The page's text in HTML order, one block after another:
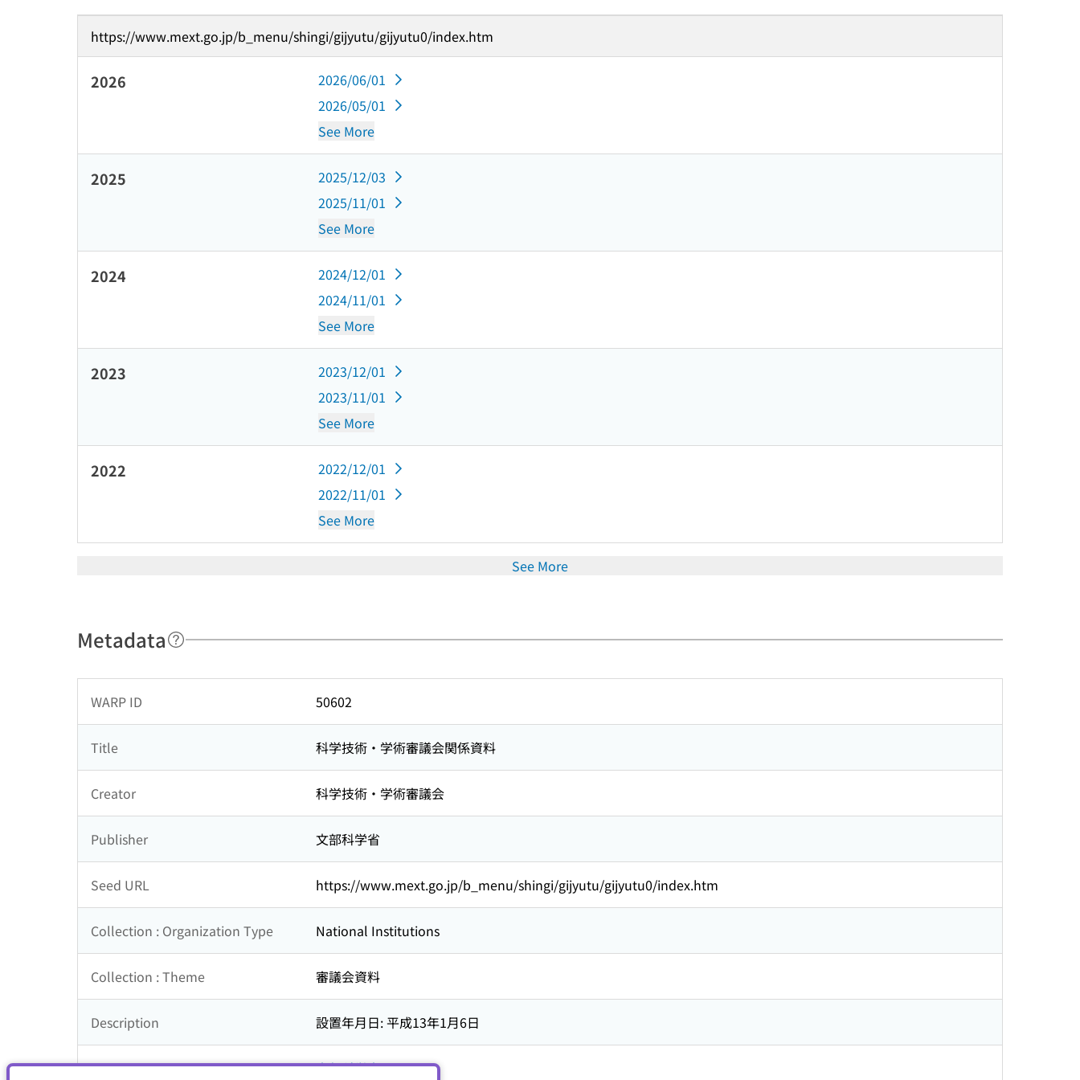
https://www.mext.go.jp/b_menu/shingi/gijyutu/gijyutu0/index.htm
2026
2026/06/01
2026/05/01
See More
2025
2025/12/03
2025/11/01
See More
2024
2024/12/01
2024/11/01
See More
2023
2023/12/01
2023/11/01
See More
2022
2022/12/01
2022/11/01
See More
See More
Metadata
WARP ID 50602
Title 科学技術・学術審議会関係資料
Creator 科学技術・学術審議会
Publisher 文部科学省
Seed URL https://www.mext.go.jp/b_menu/shingi/gijyutu/gijyutu0/index.htm
Collection : Organization Type National Institutions
Collection : Theme 審議会資料
Description 設置年月日: 平成13年1月6日
Is part of 文部科学省